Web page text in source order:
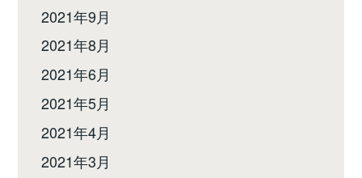
2021年9月
2021年8月
2021年6月
2021年5月
2021年4月
2021年3月